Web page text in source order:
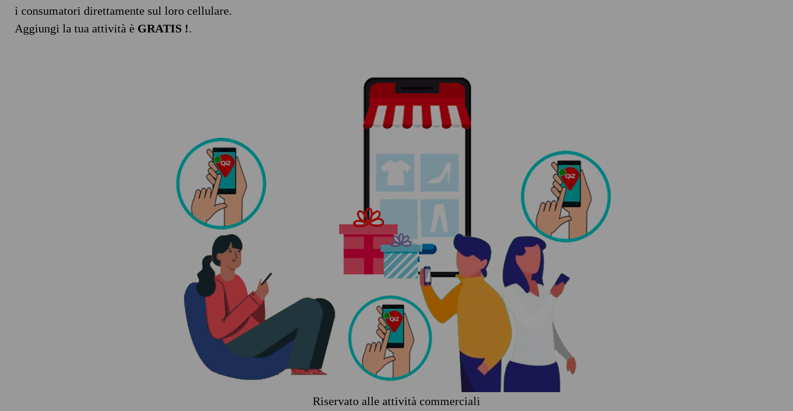
i consumatori direttamente sul loro cellulare.
Aggiungi la tua attività è GRATIS !.
Riservato alle attività commerciali